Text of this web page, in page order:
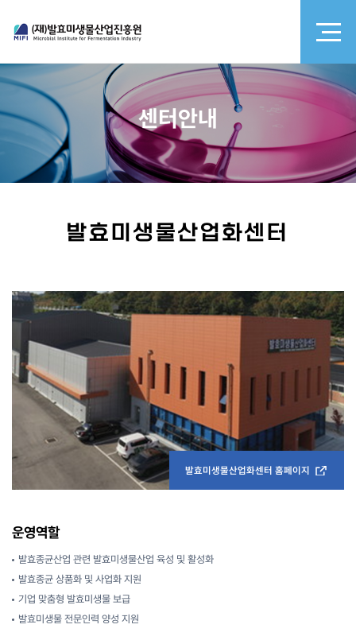
센터안내
발효미생물산업화센터
발효미생물산업화센터
이미지
발효미생물산업화센터 홈페이지
운영역할
발효종균산업 관련 발효미생물산업 육성 및 활성화
발효종균 상품화 및 사업화 지원
기업 맞춤형 발효미생물 보급
발효미생물 전문인력 양성 지원